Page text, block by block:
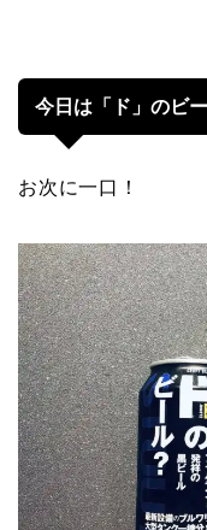
今日は「ド」のビ
お次に一口！